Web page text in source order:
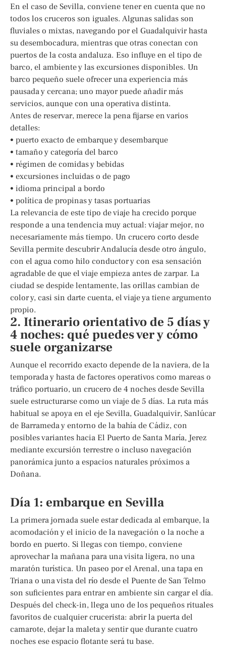
En el caso de Sevilla, conviene tener en cuenta que no
todos los cruceros son iguales. Algunas salidas son
fluviales o mixtas, navegando por el Guadalquivir hasta
su desembocadura, mientras que otras conectan con
puertos de la costa andaluza. Eso influye en el tipo de
barco, el ambiente y las excursiones disponibles. Un
barco pequeño suele ofrecer una experiencia más
pausada y cercana; uno mayor puede añadir más
servicios, aunque con una operativa distinta.
Antes de reservar, merece la pena fijarse en varios
detalles:
• puerto exacto de embarque y desembarque
• tamaño y categoría del barco
• régimen de comidas y bebidas
• excursiones incluidas o de pago
• idioma principal a bordo
• política de propinas y tasas portuarias
La relevancia de este tipo de viaje ha crecido porque
responde a una tendencia muy actual: viajar mejor, no
necesariamente más tiempo. Un crucero corto desde
Sevilla permite descubrir Andalucía desde otro ángulo,
con el agua como hilo conductor y con esa sensación
agradable de que el viaje empieza antes de zarpar. La
ciudad se despide lentamente, las orillas cambian de
color y, casi sin darte cuenta, el viaje ya tiene argumento
propio.
2. Itinerario orientativo de 5 días y
4 noches: qué puedes ver y cómo
suele organizarse
Aunque el recorrido exacto depende de la naviera, de la
temporada y hasta de factores operativos como mareas o
tráfico portuario, un crucero de 4 noches desde Sevilla
suele estructurarse como un viaje de 5 días. La ruta más
habitual se apoya en el eje Sevilla, Guadalquivir, Sanlúcar
de Barrameda y entorno de la bahía de Cádiz, con
posibles variantes hacia El Puerto de Santa María, Jerez
mediante excursión terrestre o incluso navegación
panorámica junto a espacios naturales próximos a
Doñana.
Día 1: embarque en Sevilla
La primera jornada suele estar dedicada al embarque, la
acomodación y el inicio de la navegación o la noche a
bordo en puerto. Si llegas con tiempo, conviene
aprovechar la mañana para una visita ligera, no una
maratón turística. Un paseo por el Arenal, una tapa en
Triana o una vista del río desde el Puente de San Telmo
son suficientes para entrar en ambiente sin cargar el día.
Después del check-in, llega uno de los pequeños rituales
favoritos de cualquier crucerista: abrir la puerta del
camarote, dejar la maleta y sentir que durante cuatro
noches ese espacio flotante será tu base.